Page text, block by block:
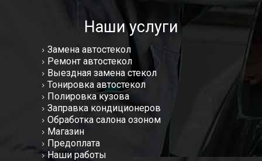
Наши услуги
Замена автостекол
Ремонт автостекол
Выездная замена стекол
Тонировка автостекол
Полировка кузова
Заправка кондиционеров
Обработка салона озоном
Магазин
Предоплата
Наши работы